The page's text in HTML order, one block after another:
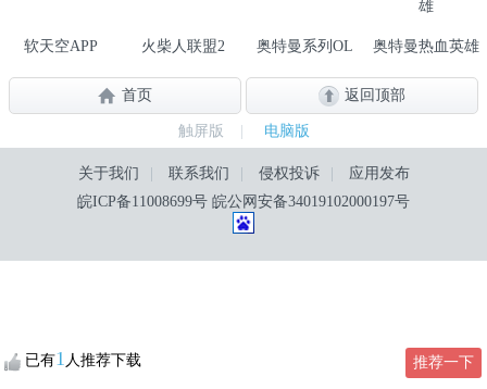
已有1 人推荐下载 推荐一下
软天空APP 火柴人联盟2 奥特曼系列OL 奥特曼热血英雄
首页 返回顶部
触屏版 电脑版
关于我们 联系我们 侵权投诉
应用发布
皖ICP备11008699号 皖公网安备34019102000197号